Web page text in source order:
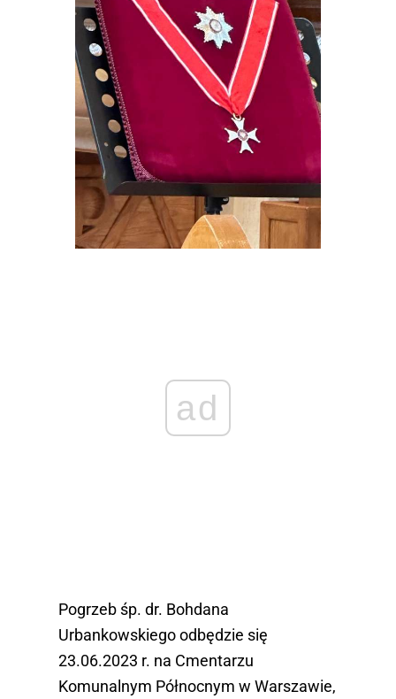
ad
Pogrzeb śp. dr. Bohdana
Urbankowskiego odbędzie się
23.06.2023 r. na Cmentarzu
Komunalnym Północnym w Warszawie,